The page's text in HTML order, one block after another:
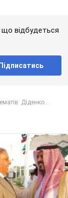
відомо
нападу на одну